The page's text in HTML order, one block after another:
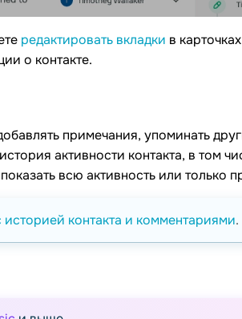
редактировать вкладки в
о контакте.
примечания, упоминать
активности контакта, в том
всю активность или только
историей контакта и комментариями.